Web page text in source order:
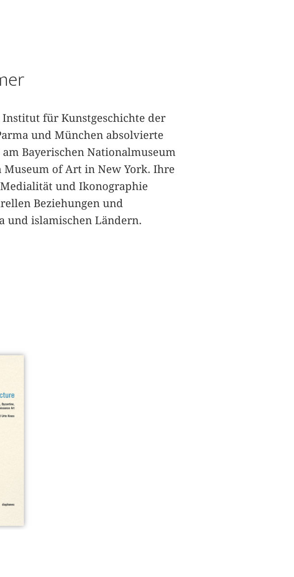
für Kunstgeschichte der
und München absolvierte
Bayerischen Nationalmuseum
of Art in New York. Ihre
und Ikonographie
Beziehungen und
und islamischen Ländern.